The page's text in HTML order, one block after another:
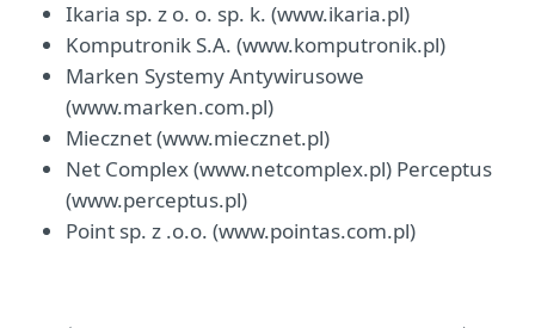
Ikaria sp. z o. o. sp. k. (www.ikaria.pl)
Komputronik S.A. (www.komputronik.pl)
Marken Systemy Antywirusowe
(www.marken.com.pl)
Miecznet (www.miecznet.pl)
Net Complex (www.netcomplex.pl) Perceptus
(www.perceptus.pl)
Point sp. z .o.o. (www.pointas.com.pl)